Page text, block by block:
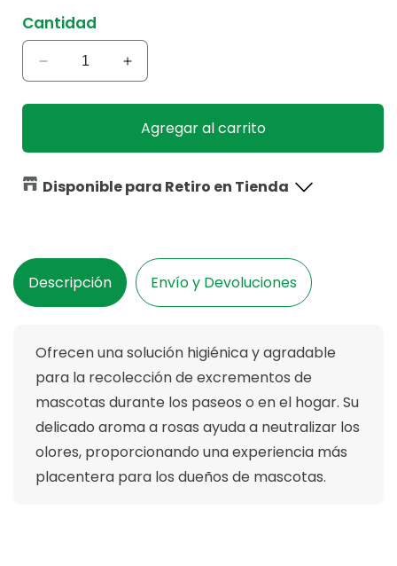
Cantidad
Reducir
cantidad
para
M-
Pets
8
Aumentar
cantidad
para
Bolsas
M-
Pets
Agregar al carrito
Disponible para Retiro en Tienda
Descripción Envío y Devoluciones
Ofrecen una solución higiénica y agradable
para la recolección de excrementos de
mascotas durante los paseos o en el hogar. Su
delicado aroma a rosas ayuda a neutralizar los
olores, proporcionando una experiencia más
placentera para los dueños de mascotas.